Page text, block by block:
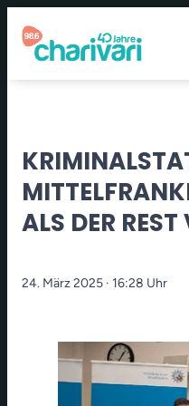
ALS DER
24. März 2025 · 16:28 Uhr